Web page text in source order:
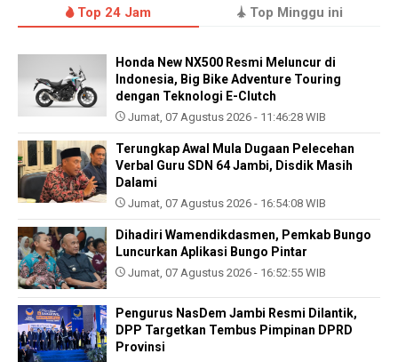
Top 24 Jam Top Minggu ini
Honda New NX500 Resmi Meluncur di
Indonesia, Big Bike Adventure Touring
dengan Teknologi E-Clutch
Jumat, 07 Agustus 2026 - 11:46:28 WIB
Terungkap Awal Mula Dugaan Pelecehan
Verbal Guru SDN 64 Jambi, Disdik Masih
Dalami
Jumat, 07 Agustus 2026 - 16:54:08 WIB
Dihadiri Wamendikdasmen, Pemkab Bungo
Luncurkan Aplikasi Bungo Pintar
Jumat, 07 Agustus 2026 - 16:52:55 WIB
Pengurus NasDem Jambi Resmi Dilantik,
DPP Targetkan Tembus Pimpinan DPRD
Provinsi